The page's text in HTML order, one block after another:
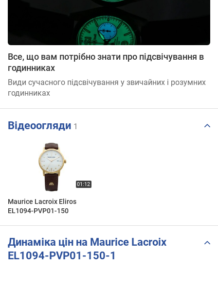
Все, що вам потрібно знати про підсвічування в
годинниках
Види сучасного підсвічування у звичайних і розумних
годинниках
Відеоогляди 1
Maurice Lacroix Eliros
EL1094-PVP01-150
Динаміка цін на Maurice Lacroix
EL1094-PVP01-150-1